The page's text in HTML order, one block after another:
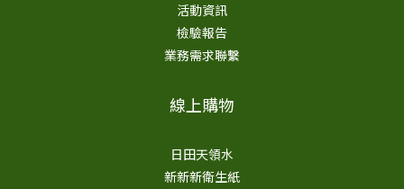
活動資訊
檢驗報告
業務需求聯繫
線上購物
日田天領水
新新新衛生紙